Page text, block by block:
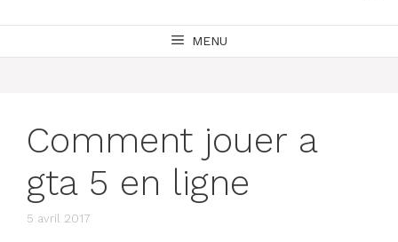
MENU
Comment jouer a
gta 5 en ligne
5 avril 2017